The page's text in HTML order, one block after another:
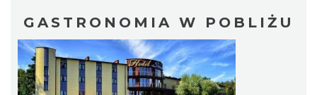
GASTRONOMIA W POBLIŻU